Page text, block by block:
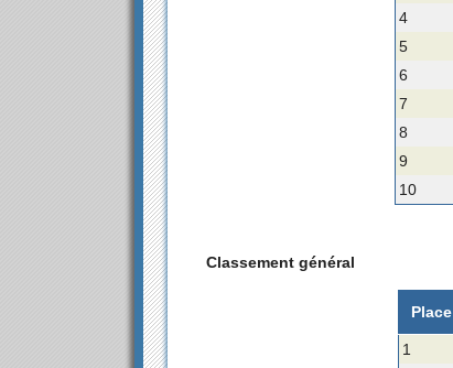
4
5
6
7
8
9
10
Classement général
Place
1